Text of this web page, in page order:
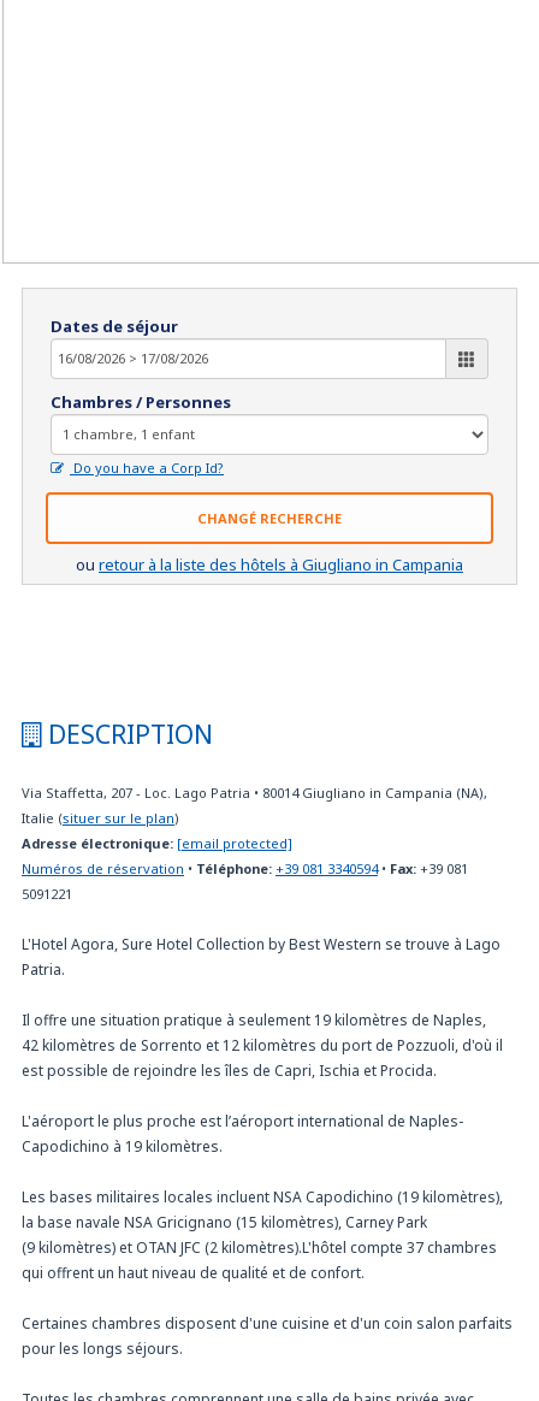
Dates de séjour
Chambres / Personnes
Do you have a Corp Id?
CHANGÉ RECHERCHE
ou retour à la liste des hôtels à Giugliano in Campania
DESCRIPTION
Via Staffetta, 207 - Loc. Lago Patria • 80014 Giugliano in Campania (NA),
Italie (situer sur le plan)
Adresse électronique: [email protected]
Numéros de réservation • Téléphone: +39 081 3340594• Fax: +39 081
5091221
L'Hotel Agora, Sure Hotel Collection by Best Western se trouve à Lago
Patria.
Il offre une situation pratique à seulement 19 kilomètres de Naples,
42 kilomètres de Sorrento et 12 kilomètres du port de Pozzuoli, d'où il
est possible de rejoindre les îles de Capri, Ischia et Procida.
L'aéroport le plus proche est l’aéroport international de Naples-
Capodichino à 19 kilomètres.
Les bases militaires locales incluent NSA Capodichino (19 kilomètres),
la base navale NSA Gricignano (15 kilomètres), Carney Park
(9 kilomètres) et OTAN JFC (2 kilomètres).L'hôtel compte 37 chambres
qui offrent un haut niveau de qualité et de confort.
Certaines chambres disposent d'une cuisine et d'un coin salon parfaits
pour les longs séjours.